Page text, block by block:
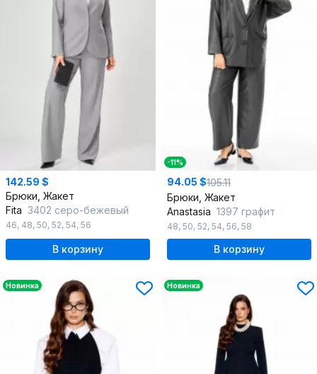
142.59 $
Брюки, Жакет
Fita 3402 серо-бежевый
46, 48, 50, 52, 54, 56
В корзину
-11%
94.05 $105.11
Брюки, Жакет
Anastasia 1397 графит
48, 50, 52, 54, 56, 58
В корзину
Новинка Новинка